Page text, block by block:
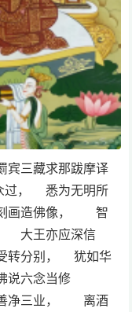
三藏求那跋摩译
， 悉为无明所
画造佛像， 智
大王亦应深信
分别， 犹如华
六念当修
净三业， 离酒